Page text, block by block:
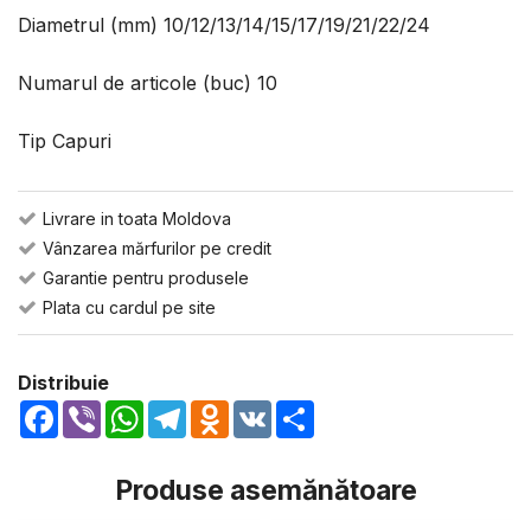
Diametrul (mm) 10/12/13/14/15/17/19/21/22/24
Numarul de articole (buc) 10
Tip Capuri
Livrare in toata Moldova
Vânzarea mărfurilor pe credit
Garantie pentru produsele
Plata cu cardul pe site
Distribuie
Facebook
Viber WhatsApp
TelegramOdnoklassniki
VK
Produse asemănătoare